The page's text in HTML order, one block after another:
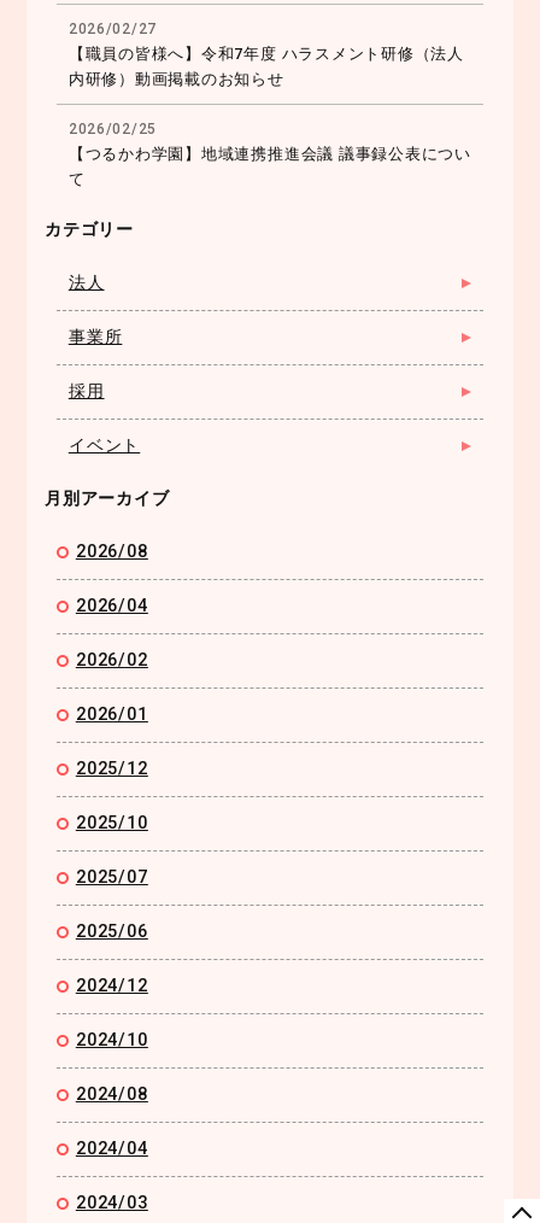
2026/02/27
【職員の皆様へ】令和7年度 ハラスメント研修（法人
内研修）動画掲載のお知らせ
2026/02/25
【つるかわ学園】地域連携推進会議 議事録公表につい
て
カテゴリー
法人
事業所
採用
イベント
月別アーカイブ
2026/08
2026/04
2026/02
2026/01
2025/12
2025/10
2025/07
2025/06
2024/12
2024/10
2024/08
2024/04
2024/03